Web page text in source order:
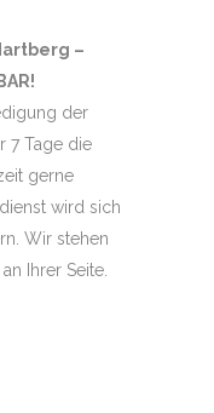
–
der
7 Tage die
gerne
wird sich
Wir stehen
Ihrer Seite.